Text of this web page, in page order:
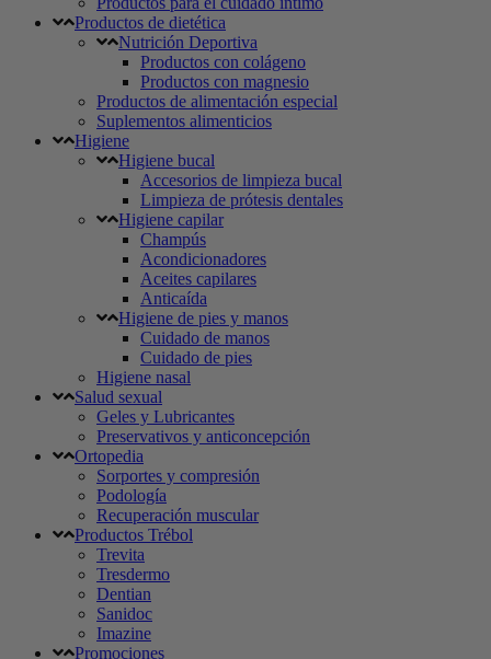
Productos de dietética
Nutrición Deportiva
Productos con colágeno
Productos con magnesio
Productos de alimentación especial
Suplementos alimenticios
Higiene
Higiene bucal
Accesorios de limpieza bucal
Limpieza de prótesis dentales
Higiene capilar
Champús
Acondicionadores
Aceites capilares
Anticaída
Higiene de pies y manos
Cuidado de manos
Cuidado de pies
Higiene nasal
Salud sexual
Geles y Lubricantes
Preservativos y anticoncepción
Ortopedia
Sorportes y compresión
Podología
Recuperación muscular
Productos Trébol
Trevita
Tresdermo
Dentian
Sanidoc
Imazine
Promociones